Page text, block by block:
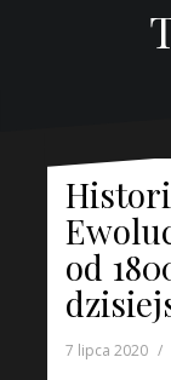
od
7 lipca 2020